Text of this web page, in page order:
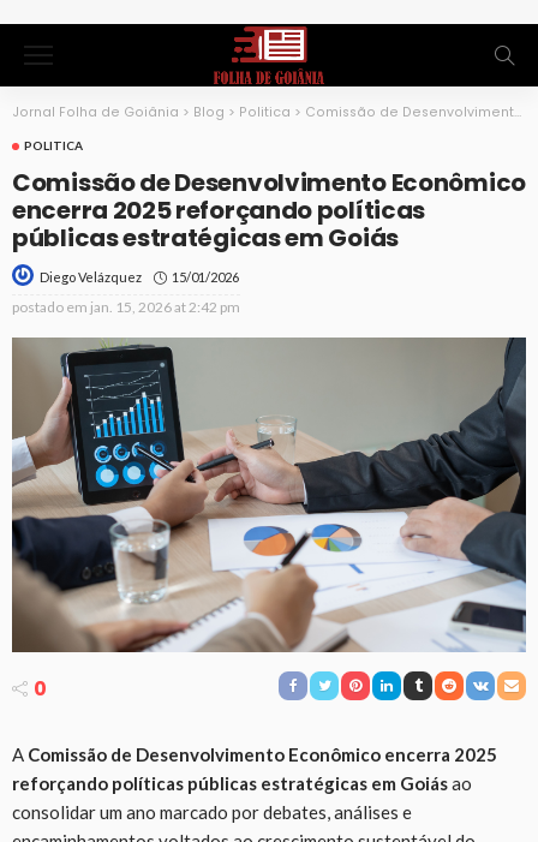
Jornal Folha de Goiânia > Blog > Politica > Comissão de Desenvolvimento Econômico encerra 2025 reforçando políticas públicas estratégicas em Goiás
POLITICA
Comissão de Desenvolvimento Econômico
encerra 2025 reforçando políticas
públicas estratégicas em Goiás
Diego Velázquez 15/01/2026
postado em jan. 15, 2026 at 2:42 pm
0
A Comissão de Desenvolvimento Econômico encerra 2025
reforçando políticas públicas estratégicas em Goiásao
consolidar um ano marcado por debates, análises e